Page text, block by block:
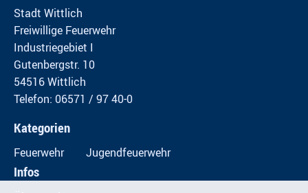
Stadt Wittlich
Freiwillige Feuerwehr
Industriegebiet I
Gutenbergstr. 10
54516 Wittlich
Telefon: 06571 / 97 40-0
Kategorien
Feuerwehr Jugendfeuerwehr
Infos